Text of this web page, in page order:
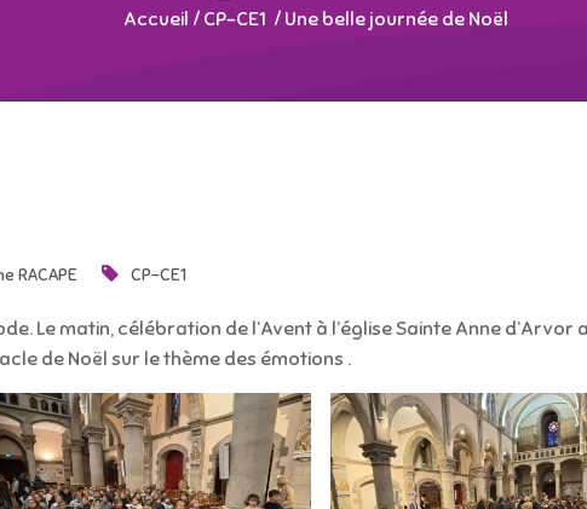
Accueil / CP-CE1 / Une belle journée de Noël
RACAPE CP-CE1
Le matin, célébration de l’Avent à l’église Sainte Anne d’Arvor
de Noël sur le thème des émotions .